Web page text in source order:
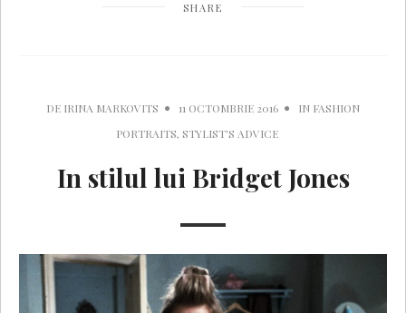
SHARE
DE IRINA MARKOVITS 11 OCTOMBRIE 2016 IN FASHION
PORTRAITS, STYLIST'S ADVICE
In stilul lui Bridget Jones